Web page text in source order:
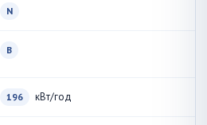
N
B
196 кВт/год